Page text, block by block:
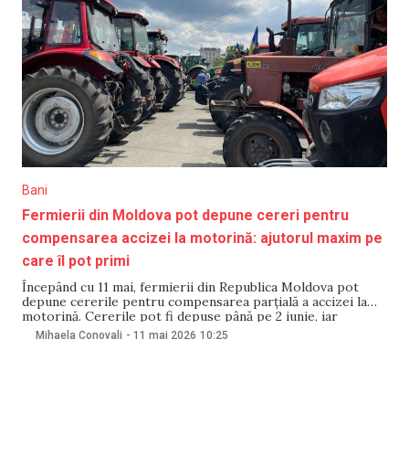
Bani
Fermierii din Moldova pot depune cereri pentru
compensarea accizei la motorină: ajutorul maxim pe
care îl pot primi
Începând cu 11 mai, fermierii din Republica Moldova pot
depune cererile pentru compensarea parțială a accizei la
motorină. Cererile pot fi depuse până pe 2 iunie, iar
ajutorul acordat unui beneficiar nu va depăși 200 de mii de
Mihaela Conovali - 11 mai 2026 10:25